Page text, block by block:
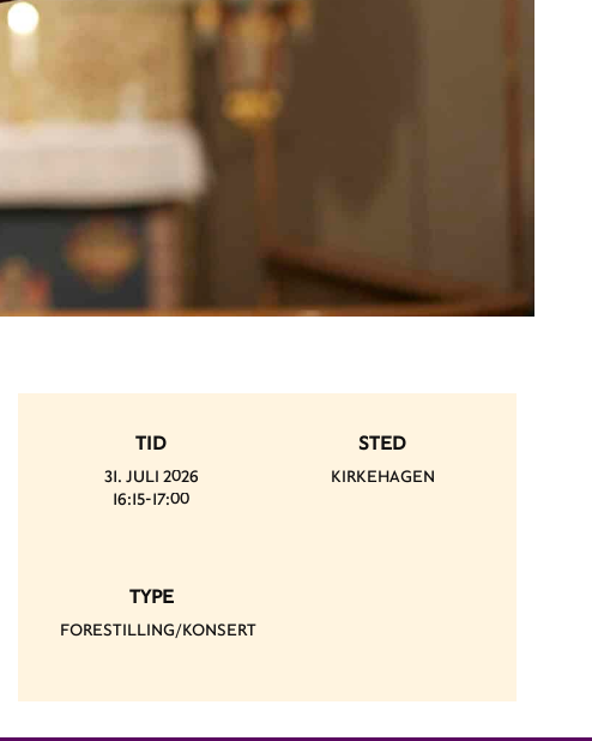
TID
31. JULI 2026
16:15-17:00
STED
KIRKEHAGEN
TYPE
FORESTILLING/KONSERT